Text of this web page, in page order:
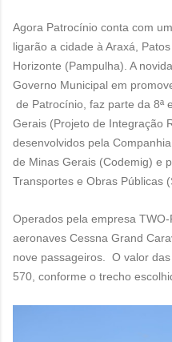
Agora Patrocínio conta com
ligarão a cidade à Araxá,
Horizonte (Pampulha). A
Governo Municipal em
de Patrocínio, faz parte da 8ª
Gerais (Projeto de Integração
desenvolvidos pela
de Minas Gerais (Codemig) e
Transportes e Obras Públicas
Operados pela empresa
aeronaves Cessna Grand
nove passageiros. O valor
570, conforme o trecho